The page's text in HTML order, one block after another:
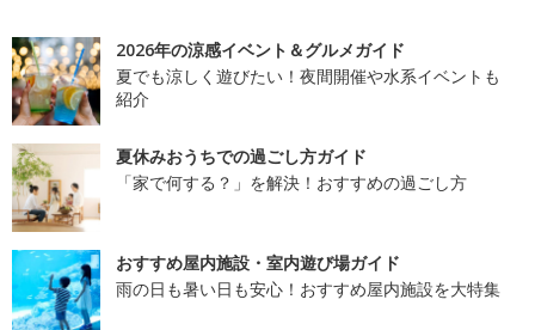
2026年の涼感イベント＆グルメガイド
夏でも涼しく遊びたい！夜間開催や水系イベントも
紹介
夏休みおうちでの過ごし方ガイド
「家で何する？」を解決！おすすめの過ごし方
おすすめ屋内施設・室内遊び場ガイド
雨の日も暑い日も安心！おすすめ屋内施設を大特集